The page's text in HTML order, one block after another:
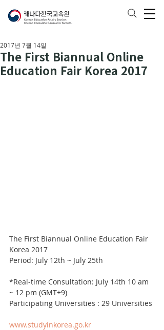
The First Biannual Online
Education Fair Korea 2017
2017년 7월 14일
The First Biannual Online Education Fair
Korea 2017
Period: July 12th ~ July 25th
*Real-time Consultation: July 14th 10 am
~ 12 pm (GMT+9)
Participating Universities : 29 Universities
www.studyinkorea.go.kr